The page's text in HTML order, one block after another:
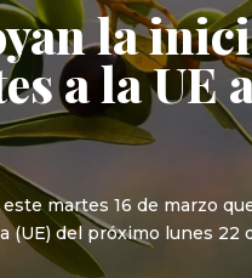
la
a la UE
martes 16 de marzo
del próximo lunes